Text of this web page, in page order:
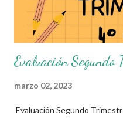
Evaluación
marzo 02, 2023
Evaluación Segundo